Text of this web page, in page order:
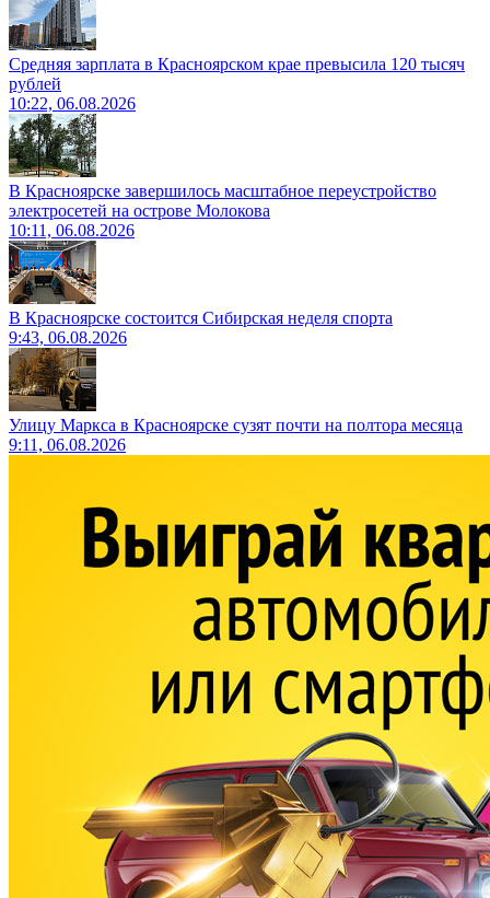
Средняя зарплата в Красноярском крае превысила 120 тысяч
рублей
10:22, 06.08.2026
В Красноярске завершилось масштабное переустройство
электросетей на острове Молокова
10:11, 06.08.2026
В Красноярске состоится Сибирская неделя спорта
9:43, 06.08.2026
Улицу Маркса в Красноярске сузят почти на полтора месяца
9:11, 06.08.2026